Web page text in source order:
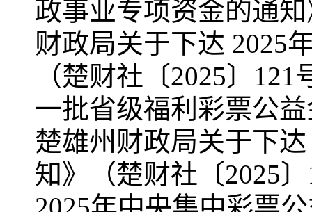
政事业专项资金的通
财政局关于下达 2025
（楚财社〔2025〕
一批省级福利彩票公
楚雄州财政局关于下
知》（楚财社〔2025